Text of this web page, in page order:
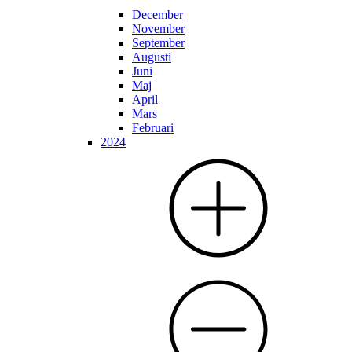
December
November
September
Augusti
Juni
Maj
April
Mars
Februari
2024